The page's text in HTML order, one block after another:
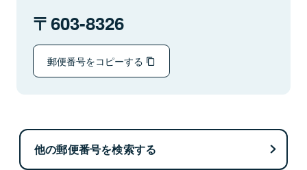
603-8326
郵便番号をコピーする
他の郵便番号を検索する